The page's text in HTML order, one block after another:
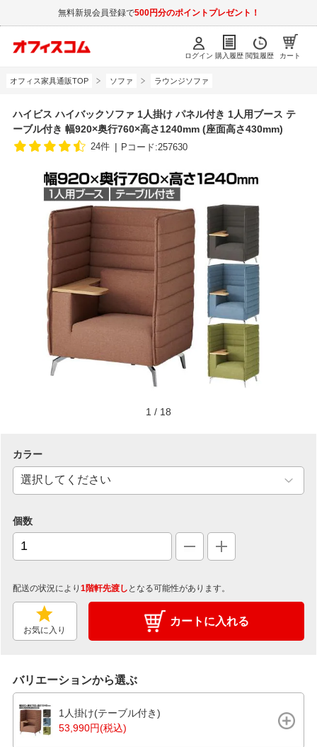
無料新規会員登録で500円分のポイントプレゼント！
ログイン 購入履歴 閲覧履歴 カート
オフィス家具通販TOP ソファ ラウンジソファ
ハイビス ハイバックソファ 1人掛け パネル付き 1人用ブース テ
ーブル付き 幅920×奥行760×高さ1240mm (座面高さ430mm)
24件 Pコード:257630
1 / 18
カラー
個数
配送の状況により 1階軒先渡し となる可能性があります。
お気に入り
カートに入れる
バリエーションから選ぶ
1人掛け(テーブル付き)
53,990円(税込)